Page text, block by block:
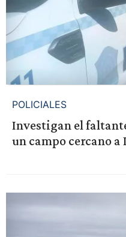
POLICIALES
Investigan el
un campo cercano a